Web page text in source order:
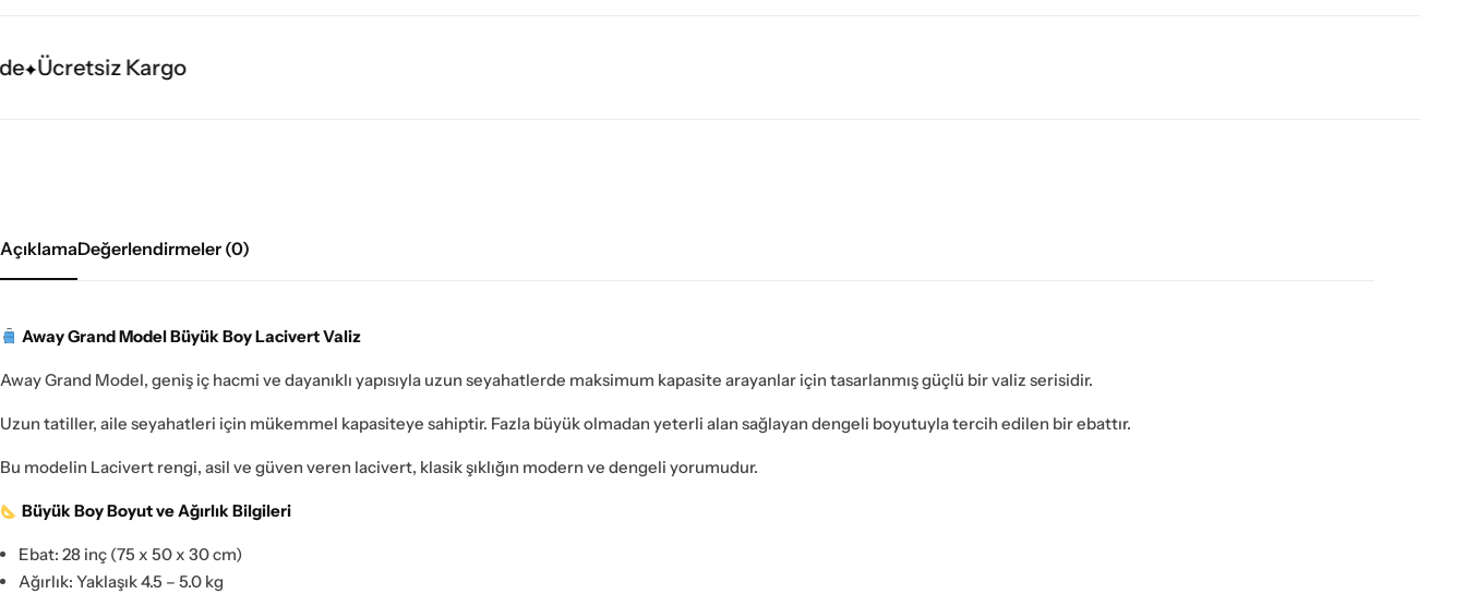
Ücretsiz Kargo
AçıklamaDeğerlendirmeler (0)
Away Grand Model Büyük Boy Lacivert Valiz
Away Grand Model, geniş iç hacmi ve dayanıklı yapısıyla uzun seyahatlerde maksimum kapasite arayanlar için tasarlanmış güçlü bir valiz serisidir.
Uzun tatiller, aile seyahatleri için mükemmel kapasiteye sahiptir. Fazla büyük olmadan yeterli alan sağlayan dengeli boyutuyla tercih edilen bir ebattır.
Bu modelin Lacivert rengi, asil ve güven veren lacivert, klasik şıklığın modern ve dengeli yorumudur.
Büyük Boy Boyut ve Ağırlık Bilgileri
Ebat: 28 inç (75 x 50 x 30 cm)
Ağırlık: Yaklaşık 4.5 – 5.0 kg